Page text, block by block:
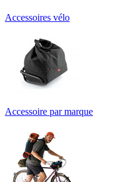
Accessoires vélo
Accessoire par marque